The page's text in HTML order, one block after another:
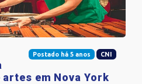
Postado há 5 anos CNI
em Nova York